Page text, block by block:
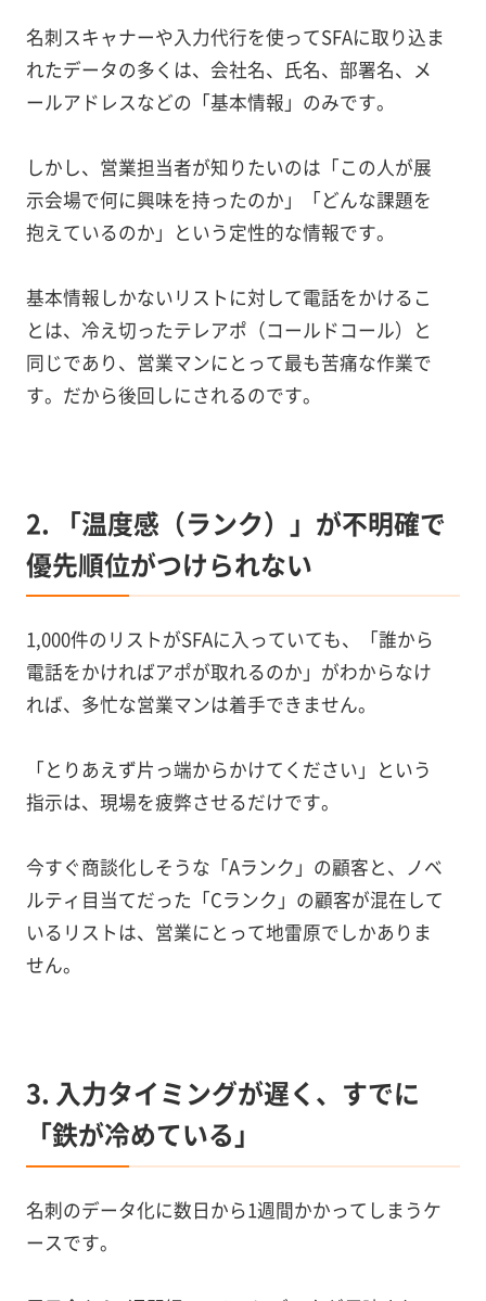
名刺スキャナーや入力代行を使ってSFAに取り込ま
れたデータの多くは、会社名、氏名、部署名、メ
ールアドレスなどの「基本情報」のみです。
しかし、営業担当者が知りたいのは「この人が展
示会場で何に興味を持ったのか」「どんな課題を
抱えているのか」という定性的な情報です。
基本情報しかないリストに対して電話をかけるこ
とは、冷え切ったテレアポ（コールドコール）と
同じであり、営業マンにとって最も苦痛な作業で
す。だから後回しにされるのです。
2. 「温度感（ランク）」が不明確で
優先順位がつけられない
1,000件のリストがSFAに入っていても、「誰から
電話をかければアポが取れるのか」がわからなけ
れば、多忙な営業マンは着手できません。
「とりあえず片っ端からかけてください」という
指示は、現場を疲弊させるだけです。
今すぐ商談化しそうな「Aランク」の顧客と、ノベ
ルティ目当てだった「Cランク」の顧客が混在して
いるリストは、営業にとって地雷原でしかありま
せん。
3. 入力タイミングが遅く、すでに
「鉄が冷めている」
名刺のデータ化に数日から1週間かかってしまうケ
ースです。